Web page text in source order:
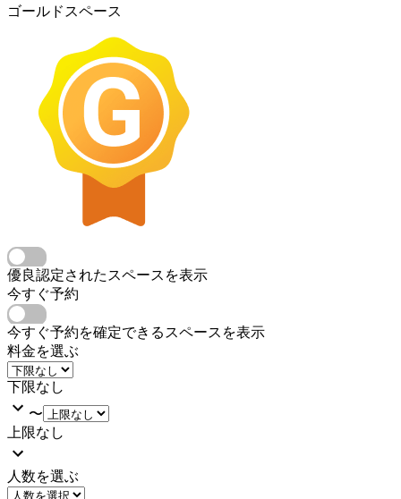
ゴールドスペース
優良認定されたスペースを表示
今すぐ予約
今すぐ予約を確定できるスペースを表示
料金を選ぶ
下限なし
〜
上限なし
人数を選ぶ